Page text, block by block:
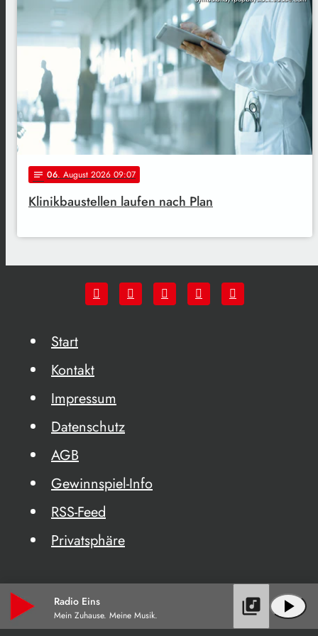
notes 06. August 2026 09:07
Klinikbaustellen laufen nach Plan
Start
Kontakt
Impressum
Datenschutz
AGB
Gewinnspiel-Info
RSS-Feed
Privatsphäre
Radio Eins
Mein Zuhause. Meine Musik. play_arrow
library_music